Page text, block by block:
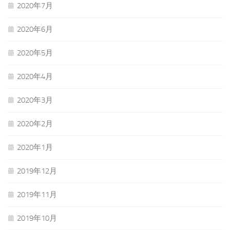
2020年7月
2020年6月
2020年5月
2020年4月
2020年3月
2020年2月
2020年1月
2019年12月
2019年11月
2019年10月